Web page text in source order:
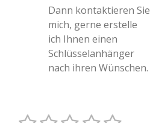
Dann kontaktieren Sie
mich, gerne erstelle
ich Ihnen einen
Schlüsselanhänger
nach ihren Wünschen.
B B